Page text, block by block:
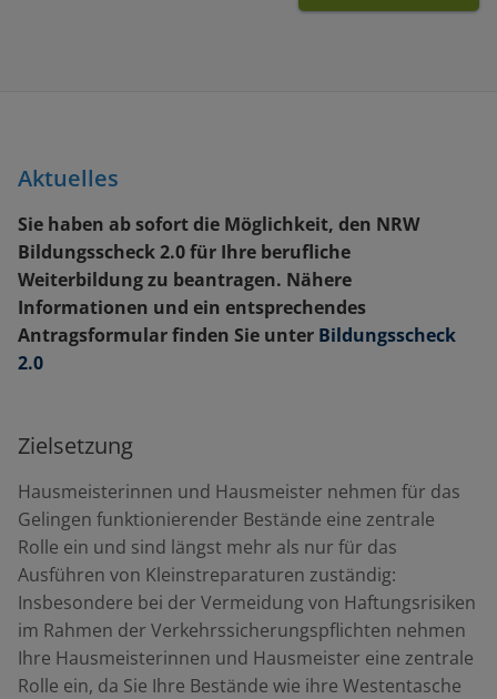
Aktuelles
Sie haben ab sofort die Möglichkeit, den NRW
Bildungsscheck 2.0 für Ihre berufliche
Weiterbildung zu beantragen. Nähere
Informationen und ein entsprechendes
Antragsformular finden Sie unter Bildungsscheck
2.0
Zielsetzung
Hausmeisterinnen und Hausmeister nehmen für das
Gelingen funktionierender Bestände eine zentrale
Rolle ein und sind längst mehr als nur für das
Ausführen von Kleinstreparaturen zuständig:
Insbesondere bei der Vermeidung von Haftungsrisiken
im Rahmen der Verkehrssicherungspflichten nehmen
Ihre Hausmeisterinnen und Hausmeister eine zentrale
Rolle ein, da Sie Ihre Bestände wie ihre Westentasche